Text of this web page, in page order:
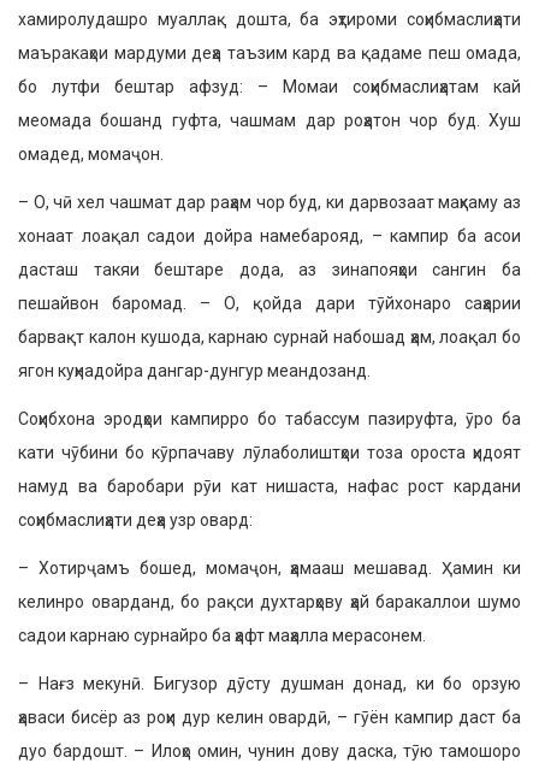
хамиролудашро муаллақ дошта, ба эҳтироми соҳибмаслиҳати
маъракаҳои мардуми деҳа таъзим кард ва қадаме пеш омада,
бо лутфи бештар афзуд: – Момаи соҳибмаслиҳатам кай
меомада бошанд гуфта, чашмам дар роҳатон чор буд. Хуш
омадед, момаҷон.
– О, чӣ хел чашмат дар раҳам чор буд, ки дарвозаат маҳкаму аз
хонаат лоақал садои дойра намебарояд, – кампир ба асои
дасташ такяи бештаре дода, аз зинапояҳои сангин ба
пешайвон баромад. – О, қойда дари тӯйхонаро саҳарии
барвақт калон кушода, карнаю сурнай набошад ҳам, лоақал бо
ягон куҳнадойра дангар-дунгур меандозанд.
Соҳибхона эродҳои кампирро бо табассум пазируфта, ӯро ба
кати чӯбини бо кӯрпачаву лӯлаболиштҳои тоза ороста ҳидоят
намуд ва баробари рӯи кат нишаста, нафас рост кардани
соҳибмаслиҳати деҳа узр овард:
– Хотирҷамъ бошед, момаҷон, ҳамааш мешавад. Ҳамин ки
келинро оварданд, бо рақси духтарҳову ҳай баракаллои шумо
садои карнаю сурнайро ба ҳафт маҳалла мерасонем.
– Нағз мекунӣ. Бигузор дӯсту душман донад, ки бо орзую
ҳаваси бисёр аз роҳи дур келин овардӣ, – гӯён кампир даст ба
дуо бардошт. – Илоҳо омин, чунин дову даска, тӯю тамошоро